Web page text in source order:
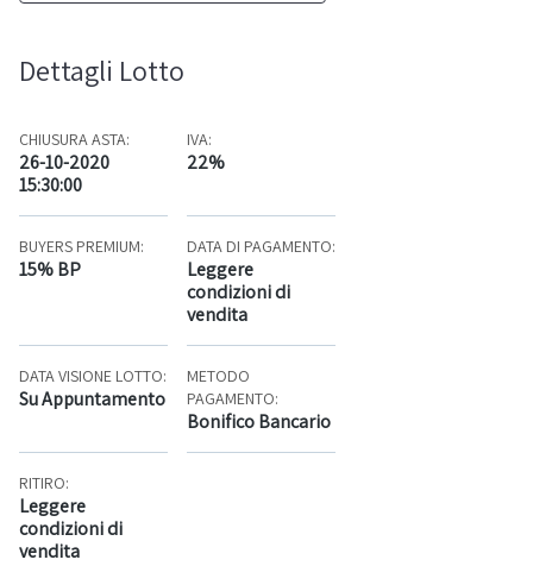
Dettagli Lotto
CHIUSURA ASTA:
26-10-2020
15:30:00
IVA:
22%
BUYERS PREMIUM:
15% BP
DATA DI PAGAMENTO:
Leggere
condizioni di
vendita
DATA VISIONE LOTTO:
Su Appuntamento
METODO
PAGAMENTO:
Bonifico Bancario
RITIRO:
Leggere
condizioni di
vendita